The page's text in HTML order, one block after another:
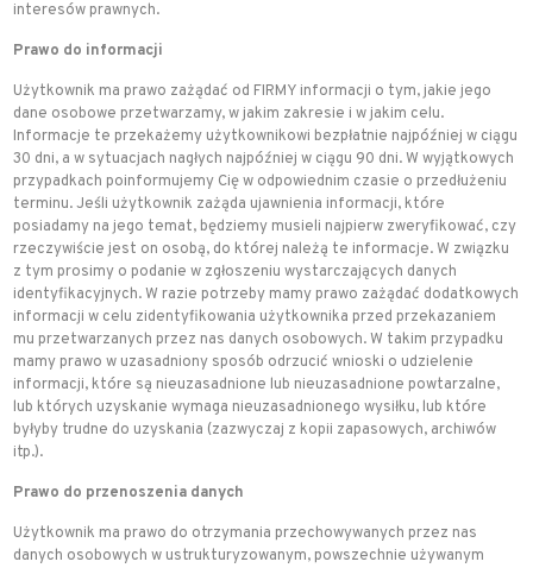
interesów prawnych.
Prawo do informacji
Użytkownik ma prawo zażądać od FIRMY informacji o tym, jakie jego
dane osobowe przetwarzamy, w jakim zakresie i w jakim celu.
Informacje te przekażemy użytkownikowi bezpłatnie najpóźniej w ciągu
30 dni, a w sytuacjach nagłych najpóźniej w ciągu 90 dni. W wyjątkowych
przypadkach poinformujemy Cię w odpowiednim czasie o przedłużeniu
terminu. Jeśli użytkownik zażąda ujawnienia informacji, które
posiadamy na jego temat, będziemy musieli najpierw zweryfikować, czy
rzeczywiście jest on osobą, do której należą te informacje. W związku
z tym prosimy o podanie w zgłoszeniu wystarczających danych
identyfikacyjnych. W razie potrzeby mamy prawo zażądać dodatkowych
informacji w celu zidentyfikowania użytkownika przed przekazaniem
mu przetwarzanych przez nas danych osobowych. W takim przypadku
mamy prawo w uzasadniony sposób odrzucić wnioski o udzielenie
informacji, które są nieuzasadnione lub nieuzasadnione powtarzalne,
lub których uzyskanie wymaga nieuzasadnionego wysiłku, lub które
byłyby trudne do uzyskania (zazwyczaj z kopii zapasowych, archiwów
itp.).
Prawo do przenoszenia danych
Użytkownik ma prawo do otrzymania przechowywanych przez nas
danych osobowych w ustrukturyzowanym, powszechnie używanym